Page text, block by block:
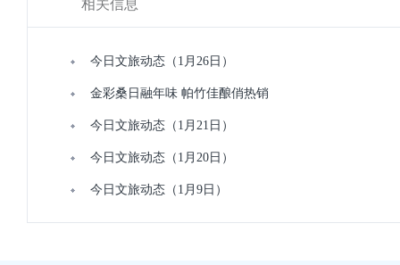
相关信息
今日文旅动态（1月26日）
金彩桑日融年味 帕竹佳酿俏热销
今日文旅动态（1月21日）
今日文旅动态（1月20日）
今日文旅动态（1月9日）